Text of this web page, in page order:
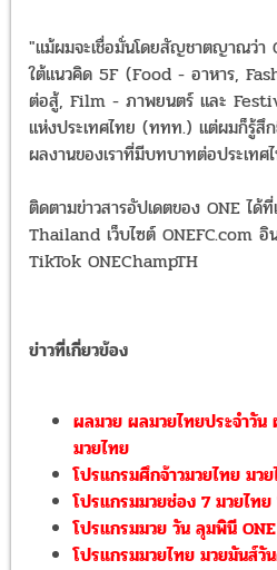
"แม้ผมจะเชื่อมั่นโดยสัญชาตญาณว่
ใต้แนวคิด 5F (Food - อาหาร,
ต่อสู้, Film - ภาพยนตร์ และ
แห่งประเทศไทย (ททท.) แต่ผมก็รู้สึ
ผลงานของเราที่มีบทบาทต่อประเทศ
ติดตามข่าวสารอัปเดตของ ONE ไ
Thailand เว็บไซต์ ONEFC.com อิ
TikTok ONEChampTH
ข่าวที่เกี่ยวข้อง
ผลมวย ผลมวยไทยประจำวั
มวยไทย
โปรแกรมศึกจ้าวมวยไทย ม
โปรแกรมมวยช่อง 7 มวยไท
โปรแกรมมวย วัน ลุมพินี
โปรแกรมมวยไทย มวยมันส์